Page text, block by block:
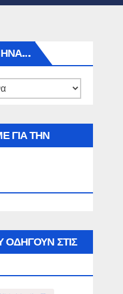
ΓΙΑ ΤΗΝ
ΟΔΗΓΟΎΝ ΣΤΙΣ